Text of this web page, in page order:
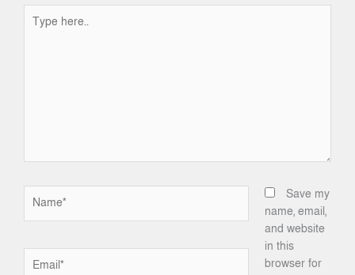
here..
Save my
name, email,
and website
in this
browser for